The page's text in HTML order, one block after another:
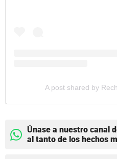
A post shared by
Únase a nuestro canal
al tanto de los hechos